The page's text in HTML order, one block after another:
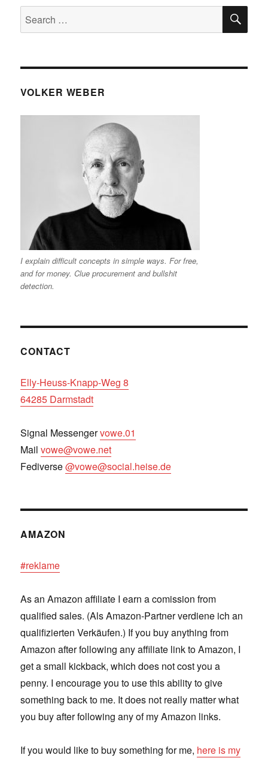
Search
for:
VOLKER WEBER
I explain difficult concepts in simple ways. For free,
and for money. Clue procurement and bullshit
detection.
CONTACT
Elly-Heuss-Knapp-Weg 8
64285 Darmstadt
Signal Messengervowe.01
Mailvowe@vowe.net
Fediverse@vowe@social.heise.de
AMAZON
#reklame
As an Amazon affiliate I earn a comission from
qualified sales. (Als Amazon-Partner verdiene ich an
qualifizierten Verkäufen.) If you buy anything from
Amazon after following any affiliate link to Amazon, I
get a small kickback, which does not cost you a
penny. I encourage you to use this ability to give
something back to me. It does not really matter what
you buy after following any of my Amazon links.
If you would like to buy something for me, here is my